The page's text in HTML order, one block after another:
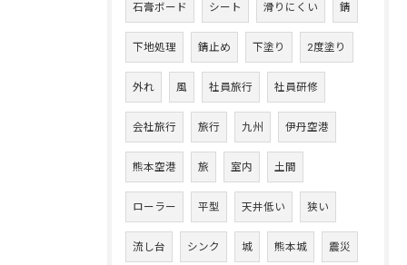
石膏ボード シート 滑りにくい 錆
下地処理 錆止め 下塗り 2度塗り
外れ 風 社員旅行 社員研修
会社旅行 旅行 九州 伊丹空港
熊本空港 旅 室内 土間
ローラー 平型 天井低い 狭い
流し台 シンク 城 熊本城 震災